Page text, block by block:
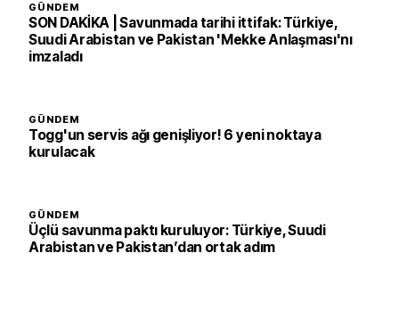
GÜNDEM
SON DAKİKA | Savunmada tarihi ittifak: Türkiye,
Suudi Arabistan ve Pakistan 'Mekke Anlaşması'nı
imzaladı
GÜNDEM
Togg'un servis ağı genişliyor! 6 yeni noktaya
kurulacak
GÜNDEM
Üçlü savunma paktı kuruluyor: Türkiye, Suudi
Arabistan ve Pakistan’dan ortak adım